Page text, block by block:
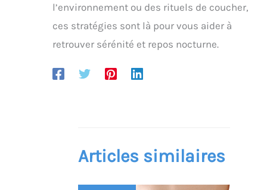
l’environnement ou des rituels de coucher,
ces stratégies sont là pour vous aider à
retrouver sérénité et repos nocturne.
Articles similaires